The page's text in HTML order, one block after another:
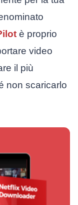
è proprio
video
il più
non scaricarlo